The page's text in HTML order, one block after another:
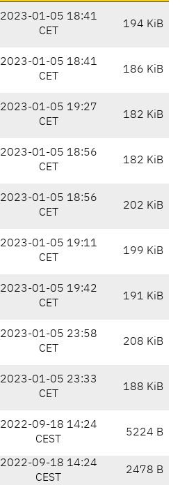
2023-01-05 18:41
CET
194 KiB
2023-01-05 18:41
CET
186 KiB
2023-01-05 19:27
CET
182 KiB
2023-01-05 18:56
CET
182 KiB
2023-01-05 18:56
CET
202 KiB
2023-01-05 19:11
CET
199 KiB
2023-01-05 19:42
CET
191 KiB
2023-01-05 23:58
CET
208 KiB
2023-01-05 23:33
CET
188 KiB
2022-09-18 14:24
CEST
5224 B
2022-09-18 14:24
CEST
2478 B